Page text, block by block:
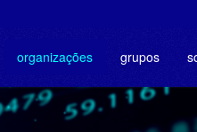
organizações grupos